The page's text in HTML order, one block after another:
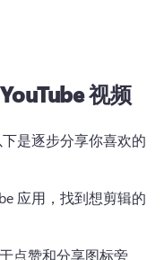
视频
下是逐步分享你喜欢的
应用，找到想剪辑的
点赞和分享图标旁